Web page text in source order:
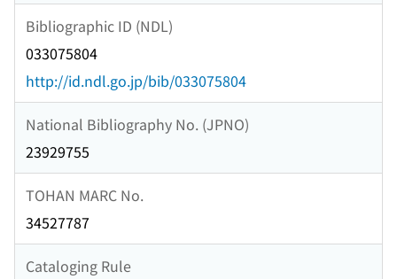
Bibliographic ID (NDL)
033075804
http://id.ndl.go.jp/bib/033075804
National Bibliography No. (JPNO)
23929755
TOHAN MARC No.
34527787
Cataloging Rule